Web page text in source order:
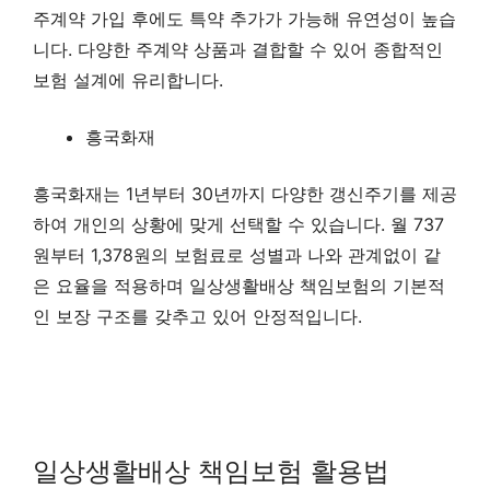
주계약 가입 후에도 특약 추가가 가능해 유연성이 높습
니다. 다양한 주계약 상품과 결합할 수 있어 종합적인
보험 설계에 유리합니다.
흥국화재
흥국화재는 1년부터 30년까지 다양한 갱신주기를 제공
하여 개인의 상황에 맞게 선택할 수 있습니다. 월 737
원부터 1,378원의 보험료로 성별과 나와 관계없이 같
은 요율을 적용하며 일상생활배상 책임보험의 기본적
인 보장 구조를 갖추고 있어 안정적입니다.
일상생활배상 책임보험 활용법